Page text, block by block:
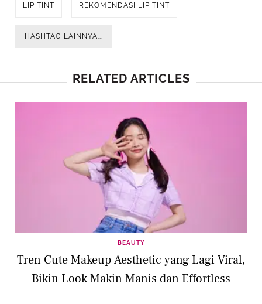
LIP TINT REKOMENDASI LIP TINT
HASHTAG LAINNYA...
RELATED ARTICLES
BEAUTY
Tren Cute Makeup Aesthetic yang Lagi Viral,
Bikin Look Makin Manis dan Effortless